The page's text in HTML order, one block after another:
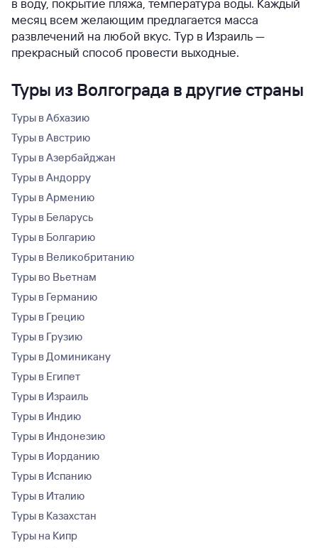
в воду, покрытие пляжа, температура воды. Каждый
месяц всем желающим предлагается масса
развлечений на любой вкус. Тур в Израиль —
прекрасный способ провести выходные.
Туры из Волгограда в другие страны
Туры в Абхазию
Туры в Австрию
Туры в Азербайджан
Туры в Андорру
Туры в Армению
Туры в Беларусь
Туры в Болгарию
Туры в Великобританию
Туры во Вьетнам
Туры в Германию
Туры в Грецию
Туры в Грузию
Туры в Доминикану
Туры в Египет
Туры в Израиль
Туры в Индию
Туры в Индонезию
Туры в Иорданию
Туры в Испанию
Туры в Италию
Туры в Казахстан
Туры на Кипр